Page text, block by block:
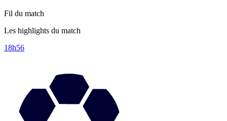
Fil du match
Les highlights du match
18h56